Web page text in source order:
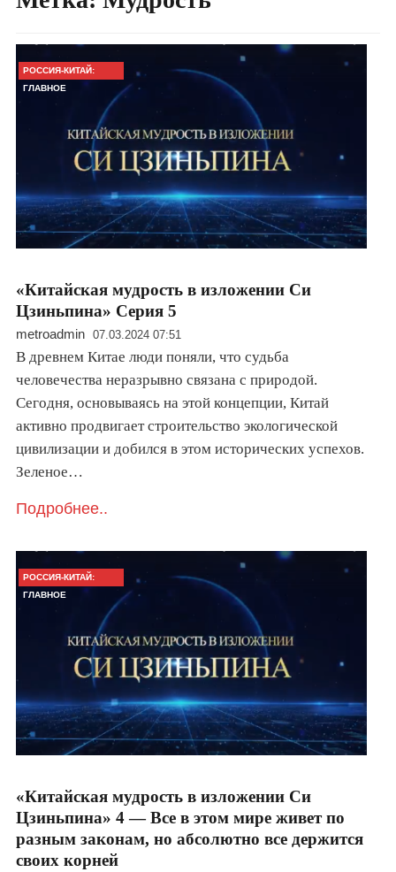
РОССИЯ-КИТАЙ:
ГЛАВНОЕ
«Китайская мудрость в изложении Си
Цзиньпина» Серия 5
metroadmin 07.03.2024 07:51
В древнем Китае люди поняли, что судьба
человечества неразрывно связана с природой.
Сегодня, основываясь на этой концепции, Китай
активно продвигает строительство экологической
цивилизации и добился в этом исторических успехов.
Зеленое…
Подробнее..
РОССИЯ-КИТАЙ:
ГЛАВНОЕ
«Китайская мудрость в изложении Си
Цзиньпина» 4 — Все в этом мире живет по
разным законам, но абсолютно все держится
своих корней